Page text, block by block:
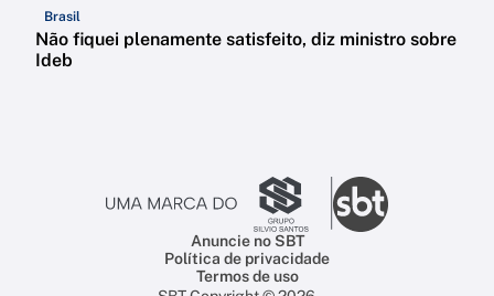
Brasil
Não fiquei plenamente satisfeito, diz ministro sobre
Ideb
Anuncie no SBT
Política de privacidade
Termos de uso